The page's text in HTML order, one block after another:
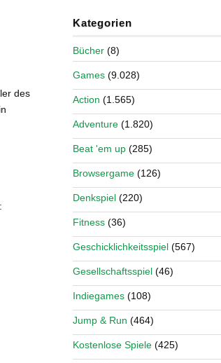
des
Kategorien
Bücher (8)
Games (9.028)
Action (1.565)
Adventure (1.820)
Beat 'em up (285)
Browsergame (126)
Denkspiel (220)
Fitness (36)
Geschicklichkeitsspiel (567)
Gesellschaftsspiel (46)
Indiegames (108)
Jump & Run (464)
Kostenlose Spiele (425)